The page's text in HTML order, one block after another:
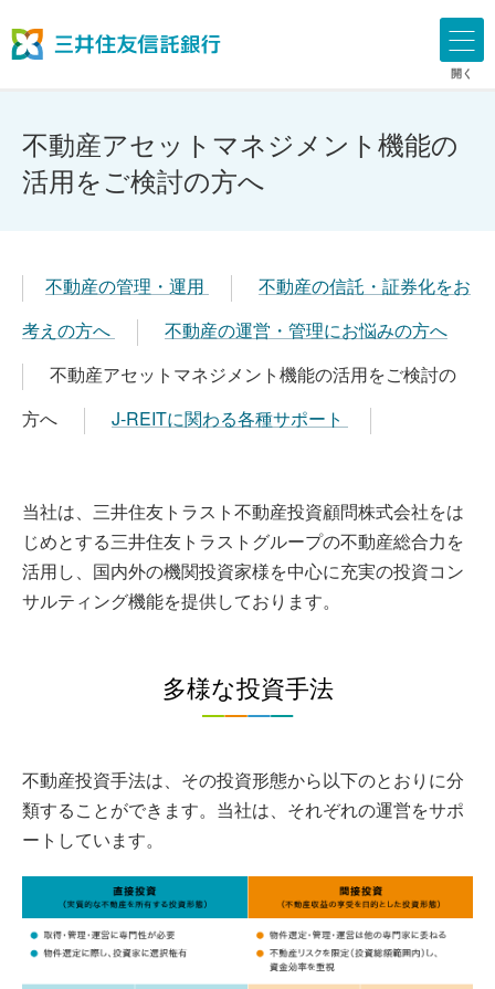
開く
不動産アセットマネジメント機能の
活用をご検討の方へ
不動産の管理・運用
不動産の信託・証券化をお
考えの方へ
不動産の運営・管理にお悩みの方へ
不動産アセットマネジメント機能の活用をご検討の
方へ
J-REITに関わる各種サポート
当社は、三井住友トラスト不動産投資顧問株式会社をは
じめとする三井住友トラストグループの不動産総合力を
活用し、国内外の機関投資家様を中心に充実の投資コン
サルティング機能を提供しております。
多様な投資手法
不動産投資手法は、その投資形態から以下のとおりに分
類することができます。当社は、それぞれの運営をサポ
ートしています。